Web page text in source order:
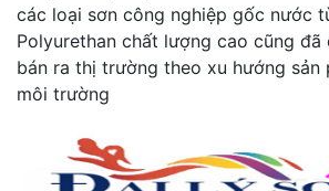
các loại sơn công nghiệp gốc nước
Polyurethan chất lượng cao cũng đã
bán ra thị trường theo xu hướng sản
môi trường